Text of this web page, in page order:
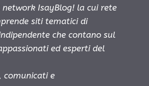
network IsayBlog! la cui rete
siti tematici di
che contano sul
ed esperti del
comunicati e